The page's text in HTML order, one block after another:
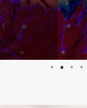
• • • •